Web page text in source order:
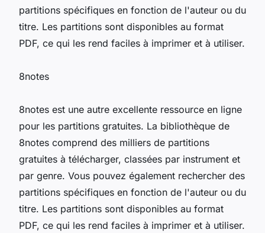
partitions spécifiques en fonction de l'auteur ou du
titre. Les partitions sont disponibles au format
PDF, ce qui les rend faciles à imprimer et à utiliser.
8notes
8notes est une autre excellente ressource en ligne
pour les partitions gratuites. La bibliothèque de
8notes comprend des milliers de partitions
gratuites à télécharger, classées par instrument et
par genre. Vous pouvez également rechercher des
partitions spécifiques en fonction de l'auteur ou du
titre. Les partitions sont disponibles au format
PDF, ce qui les rend faciles à imprimer et à utiliser.